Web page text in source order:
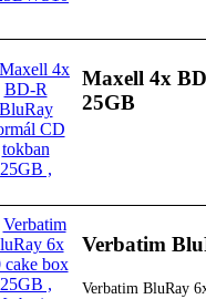
Maxell 4x
25GB
Verbatim
Verbatim BluRay